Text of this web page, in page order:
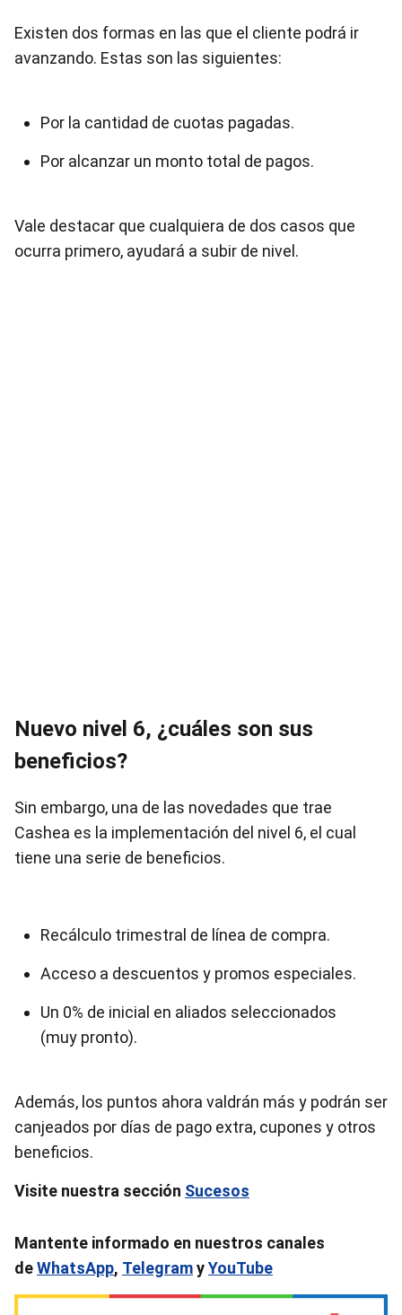
Existen dos formas en las que el cliente podrá ir
avanzando. Estas son las siguientes:
Por la cantidad de cuotas pagadas.
Por alcanzar un monto total de pagos.
Vale destacar que cualquiera de dos casos que
ocurra primero, ayudará a subir de nivel.
Nuevo nivel 6, ¿cuáles son sus
beneficios?
Sin embargo, una de las novedades que trae
Cashea es la implementación del nivel 6, el cual
tiene una serie de beneficios.
Recálculo trimestral de línea de compra.
Acceso a descuentos y promos especiales.
Un 0% de inicial en aliados seleccionados
(muy pronto).
Además, los puntos ahora valdrán más y podrán ser
canjeados por días de pago extra, cupones y otros
beneficios.
Visite nuestra sección Sucesos
Mantente informado en nuestros canales
deWhatsApp, TelegramyYouTube